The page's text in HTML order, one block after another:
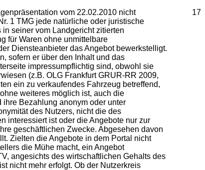
17
vom 22.02.2010 nicht
1 TMG jede natürliche oder juristische
seiner vom Landgericht zitierten
für Waren ohne unmittelbare
Diensteanbieter das Angebot bewerkstelligt.
sofern er über den Inhalt und das
impressumpflichtig sind, obwohl sie
(z.B. OLG Frankfurt GRUR-RR 2009,
ein zu verkaufendes Fahrzeug betreffend,
weiteres möglich ist, auch die
ihre Bezahlung anonym oder unter
des Nutzers, nicht die des
interessiert ist oder die Angebote nur zur
geschäftlichen Zwecke. Abgesehen davon
Zielten die Angebote in dem Portal nicht
die Mühe macht, ein Angebot
angesichts des wirtschaftlichen Gehalts des
nicht mehr erfolgt. Ob der Nutzerkreis